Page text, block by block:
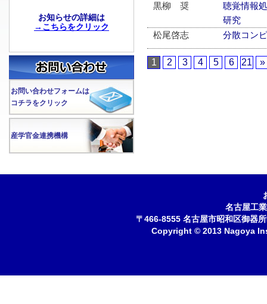
黒柳 奨
聴覚情報
研究
松尾啓志
分散コン
1 2 3 4 5 6 21 »
お知らせの詳細は
→こちらをクリック
お問い合わせフォームは
コチラをクリック
産学官金連携機構
名古屋工
〒466-8555 名古屋市昭和区御
Copyright © 2013 Nagoya